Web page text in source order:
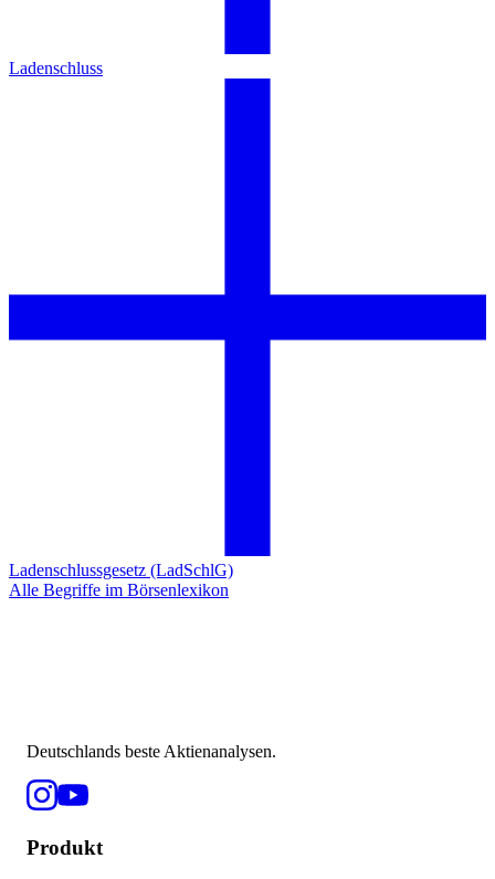
Ladenschluss
Ladenschlussgesetz (LadSchlG)
Alle Begriffe im Börsenlexikon
Deutschlands beste Aktienanalysen.
Produkt